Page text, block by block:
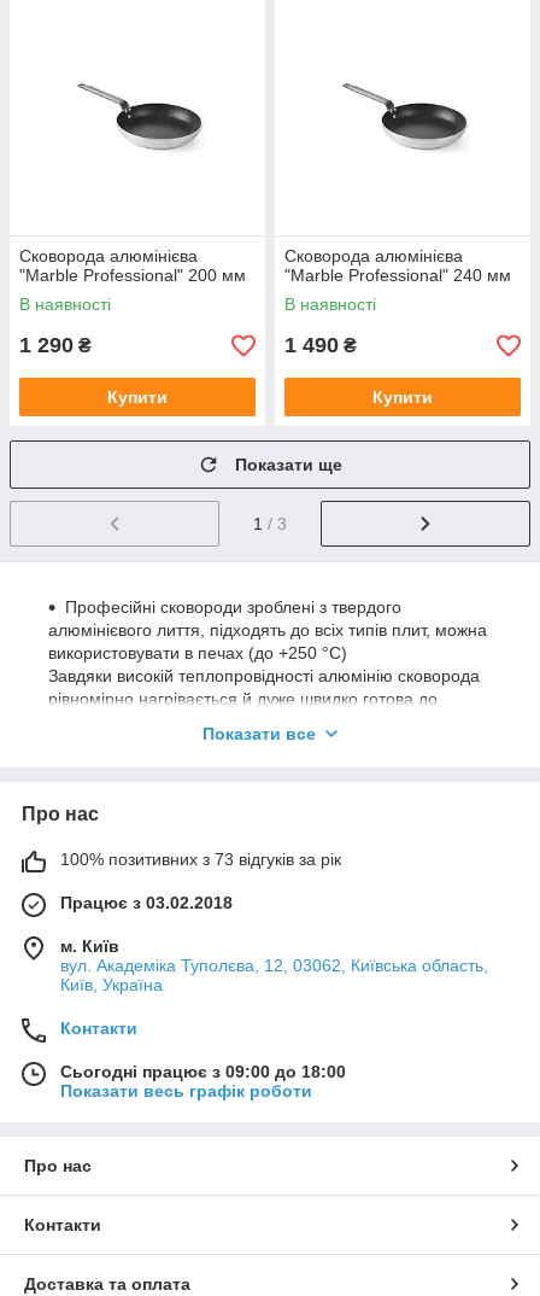
Сковорода алюмінієва
"Marble Professional" 200 мм
В наявності
1 290 ₴
Купити
Сковорода алюмінієва
"Marble Professional" 240 мм
В наявності
1 490 ₴
Купити
Показати ще
1 / 3
Професійні сковороди зроблені з твердого
алюмінієвого лиття, підходять до всіх типів плит, можна
використовувати в печах (до +250 °C)
Завдяки високій теплопровідності алюмінію сковорода
рівномірно нагрівається й дуже швидко готова до
Ручка зроблена з неіржавкої сталі 18/10 — не
вирізняється стійкістю до високих температур (до 250
покриттям забезпечує оптимальну силу тертя на
захищає від появи подряпин
Показати все
Про нас
100% позитивних з 73 відгуків за рік
Працює з 03.02.2018
м. Київ
вул. Академіка Туполєва, 12, 03062, Київська область,
Київ, Україна
Контакти
Сьогодні працює з 09:00 до 18:00
Показати весь графік роботи
Про нас
Контакти
Доставка та оплата